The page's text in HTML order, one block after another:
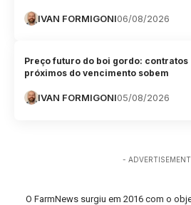
IVAN FORMIGONI06/08/2026
Preço futuro do boi gordo: contratos
próximos do vencimento sobem
IVAN FORMIGONI05/08/2026
-
O FarmNews surgiu em 2016 com o